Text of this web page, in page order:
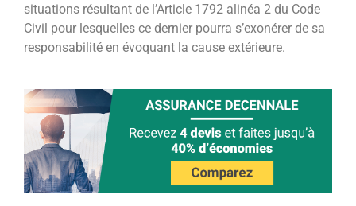
situations résultant de l’Article 1792 alinéa 2 du Code
Civil pour lesquelles ce dernier pourra s’exonérer de sa
responsabilité en évoquant la cause extérieure.